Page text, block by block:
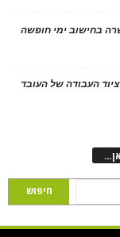
בחישוב ימי חופשה
העבודה של העובד